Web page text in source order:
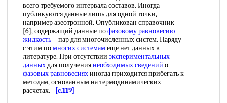
всего требуемого интервала составов. Иногда
публикуются данные лишь для одной точки,
например азеотронной. Опубликован справочник
[6], содержащий данные пофазовому равновесию
жидкость—пар для многочисленных систем. Наряду
с этим помногих системамеще нет данных в
литературе. При отсутствии экспериментальных
данныхдля получениянеобходимых сведений о
фазовых равновесияхиногда приходится прибегать к
методам, основанным на термодинамических
расчетах.
[c.119]